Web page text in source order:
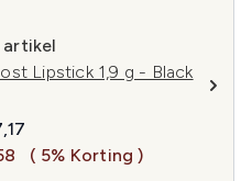
artikel
Lipstick 1,9 g - Black
Retail Price:
prijs:
( 5% Korting )